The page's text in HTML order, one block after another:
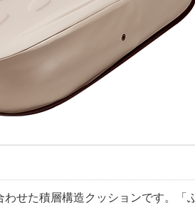
せた積層構造クッションです。「